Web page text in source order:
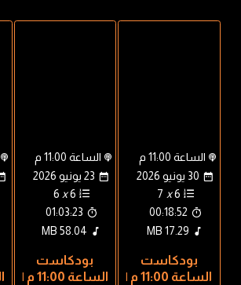
الساعة 11:00 م
30 يونيو 2026
6
x
7
00:18:52
17.29 MB
بودكاست
الساعة 11:00 م |
الساعة 11:00 م
23 يونيو 2026
6
x
6
01:03:23
58.04 MB
بودكاست
الساعة 11:00 م |